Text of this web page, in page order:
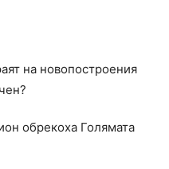
на новопостроения
обрекоха Голямата